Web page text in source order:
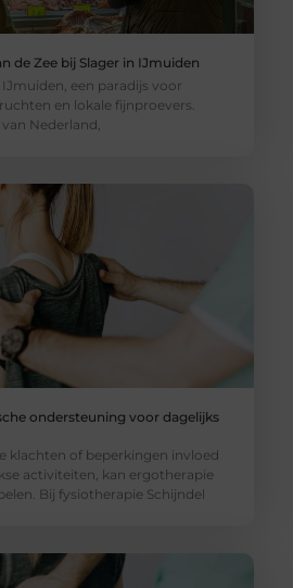
de Zee bij Slager in IJmuiden
een paradijs voor
en lokale fijnproevers.
Nederland,
ondersteuning voor dagelijks
klachten of beperkingen invloed
activiteiten, kan ergotherapie
Bij fysiotherapie Schijndel